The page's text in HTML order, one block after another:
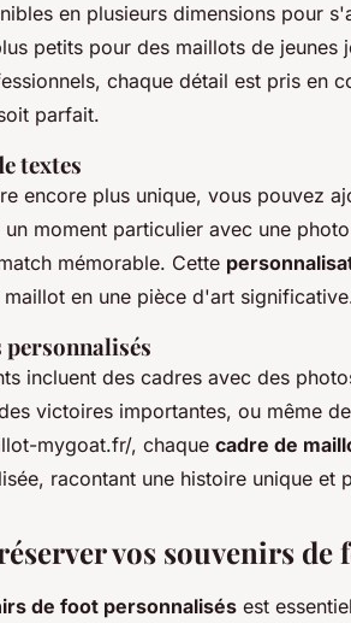
en plusieurs dimensions pour
petits pour des maillots de jeunes
chaque détail est pris en
parfait.
textes
encore plus unique, vous pouvez
moment particulier avec une
mémorable. Cette
en une pièce d'art
personnalisés
incluent des cadres avec des
victoires importantes, ou même
mygoat.fr/, chaque cadre de
racontant une histoire unique et
vos souvenirs de
de foot personnalisés est